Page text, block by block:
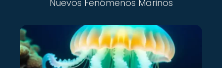
Nuevos Fenómenos Marinos